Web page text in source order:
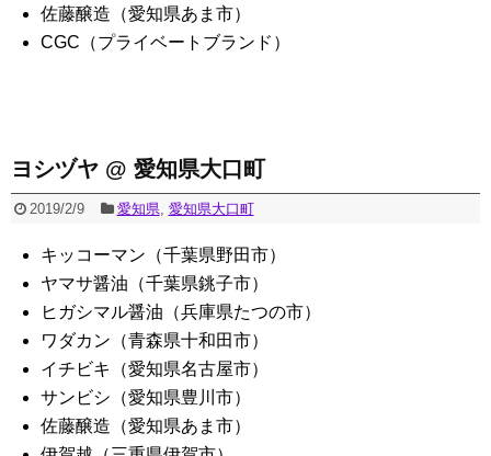
佐藤醸造（愛知県あま市）
CGC（プライベートブランド）
ヨシヅヤ @ 愛知県大口町
2019/2/9 愛知県, 愛知県大口町
キッコーマン（千葉県野田市）
ヤマサ醤油（千葉県銚子市）
ヒガシマル醤油（兵庫県たつの市）
ワダカン（青森県十和田市）
イチビキ（愛知県名古屋市）
サンビシ（愛知県豊川市）
佐藤醸造（愛知県あま市）